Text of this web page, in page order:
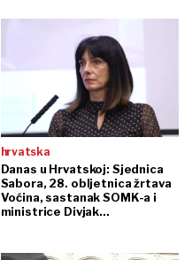
hrvatska
Danas u Hrvatskoj: Sjednica
Sabora, 28. obljetnica žrtava
Voćina, sastanak SOMK-a i
ministrice Divjak...